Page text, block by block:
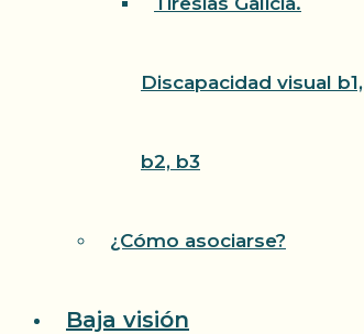
Discapacidad visual b1,
b2, b3
¿Cómo asociarse?
Baja visión